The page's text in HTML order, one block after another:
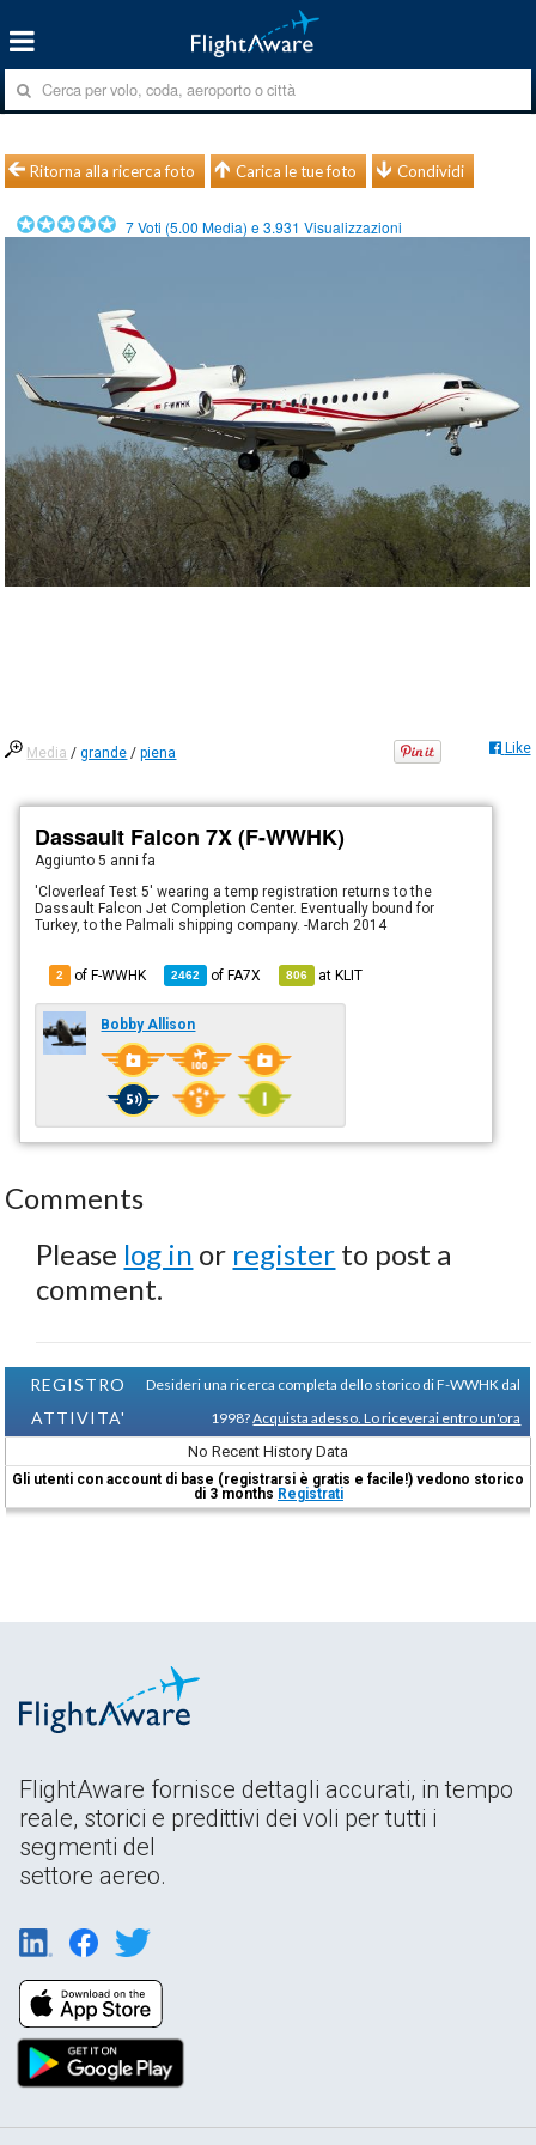
Ritorna alla ricerca foto Carica le tue foto Condividi
7Voti (5.00 Media) e3.931 Visualizzazioni
Media /grande /piena Like
Dassault Falcon 7X (F-WWHK)
Aggiunto5 anni fa
'Cloverleaf Test 5' wearing a temp registration returns to the
Dassault Falcon Jet Completion Center. Eventually bound for
Turkey, to the Palmali shipping company. -March 2014
2 of F-WWHK 2462 ofFA7X 806 atKLIT
Bobby Allison
Comments
Please log in or register to post a
comment.
REGISTRO
ATTIVITA'
Desideri una ricerca completa dello storico di F-WWHK dal
1998?Acquista adesso. Lo riceverai entro un'ora
No Recent History Data
Gli utenti con account di base (registrarsi è gratis e facile!) vedono storico
di 3 months Registrati
FlightAware fornisce dettagli accurati, in tempo
reale, storici e predittivi dei voli per tutti i
segmenti del
settore aereo.